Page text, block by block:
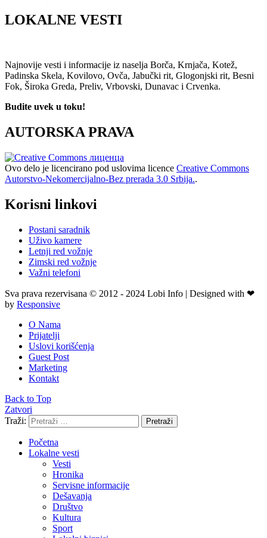
LOKALNE VESTI
Najnovije vesti i informacije iz naselja Borča, Krnjača, Kotež,
Padinska Skela, Kovilovo, Ovča, Jabučki rit, Glogonjski rit, Besni
Fok, Široka Greda, Preliv, Vrbovski, Dunavac i Crvenka.
Budite uvek u toku!
AUTORSKA PRAVA
Ovo delo je licencirano pod uslovima licence Creative Commons
Autorstvo-Nekomercijalno-Bez prerada 3.0 Srbija..
Korisni linkovi
Postani saradnik
Uživo kamere
Letnji red vožnje
Zimski red vožnje
Važni telefoni
Sva prava rezervisana © 2012 - 2024 Lobi Info | Designed with ❤
by Responsive
O Nama
Prijatelji
Uslovi korišćenja
Guest Post
Marketing
Kontakt
Back to Top
Zatvori
Traži:
Pretraži
Početna
Lokalne vesti
Vesti
Hronika
Servisne informacije
Dešavanja
Društvo
Kultura
Sport